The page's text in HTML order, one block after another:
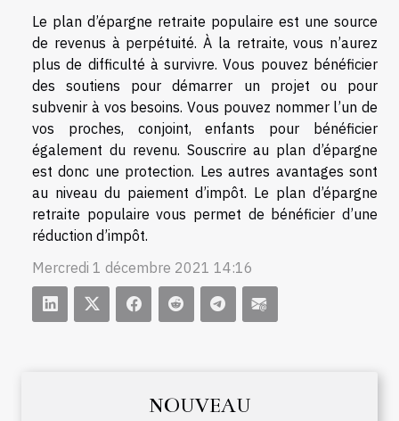
NOUVEAU
Le plan d’épargne retraite populaire est une source
de revenus à perpétuité. À la retraite, vous n’aurez
plus de difficulté à survivre. Vous pouvez bénéficier
des soutiens pour démarrer un projet ou pour
subvenir à vos besoins. Vous pouvez nommer l’un de
vos proches, conjoint, enfants pour bénéficier
également du revenu. Souscrire au plan d’épargne
est donc une protection. Les autres avantages sont
au niveau du paiement d’impôt. Le plan d’épargne
retraite populaire vous permet de bénéficier d’une
réduction d’impôt.
Mercredi 1 décembre 2021 14:16